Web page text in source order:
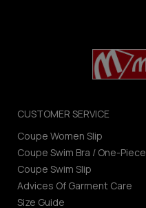
CUSTOMER SERVICE
Coupe Women Slip
Coupe Swim Bra / One-Piece
Coupe Swim Slip
Advices Of Garment Care
Size Guide